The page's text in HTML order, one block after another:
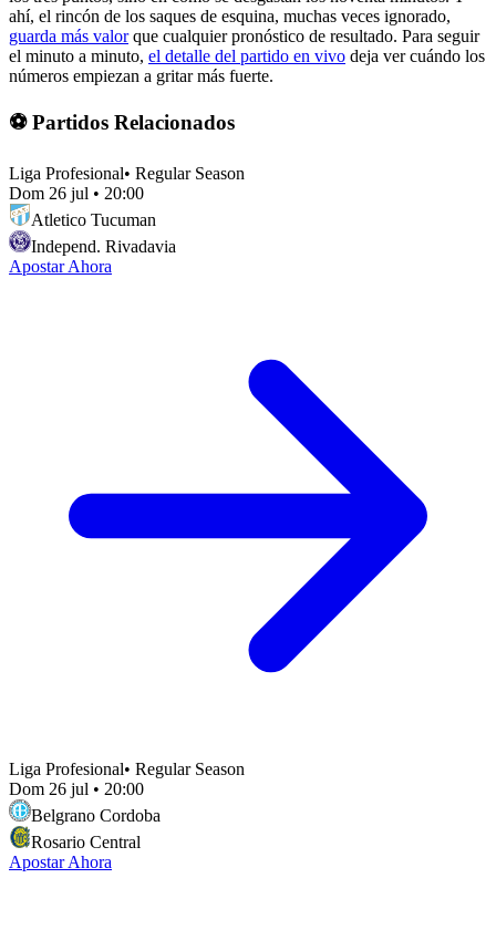
ahí, el rincón de los saques de esquina, muchas veces ignorado,
guarda más valorque cualquier pronóstico de resultado. Para seguir
el minuto a minuto, el detalle del partido en vivo deja ver cuándo los
números empiezan a gritar más fuerte.
⚽ Partidos Relacionados
Liga Profesional• Regular Season
Dom 26 jul • 20:00
Atletico Tucuman
Independ. Rivadavia
Apostar Ahora
Liga Profesional• Regular Season
Dom 26 jul • 20:00
Belgrano Cordoba
Rosario Central
Apostar Ahora